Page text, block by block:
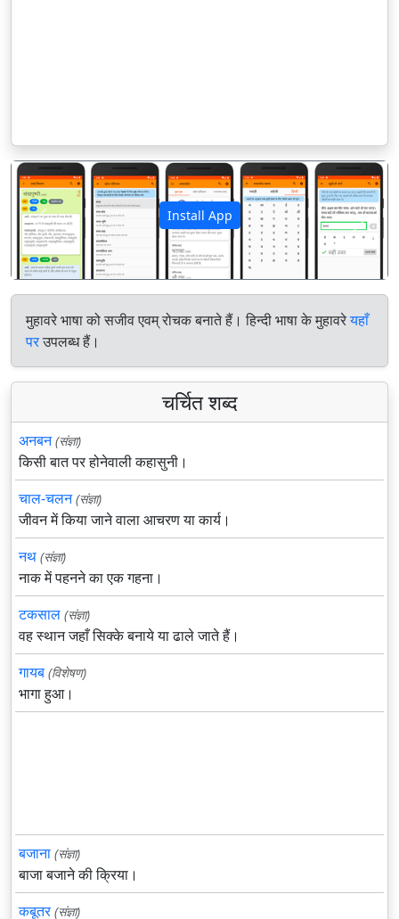
Install App
पिछला अगला
मुहावरे भाषा को सजीव एवम् रोचक बनाते हैं। हिन्दी भाषा के मुहावरेयहाँ
परउपलब्ध हैं।
चर्चित शब्द
अनबन (संज्ञा)
किसी बात पर होनेवाली कहासुनी।
चाल-चलन (संज्ञा)
जीवन में किया जाने वाला आचरण या कार्य।
नथ (संज्ञा)
नाक में पहनने का एक गहना।
टकसाल (संज्ञा)
वह स्थान जहाँ सिक्के बनाये या ढाले जाते हैं।
गायब (विशेषण)
भागा हुआ।
बजाना (संज्ञा)
बाजा बजाने की क्रिया।
कबूतर (संज्ञा)